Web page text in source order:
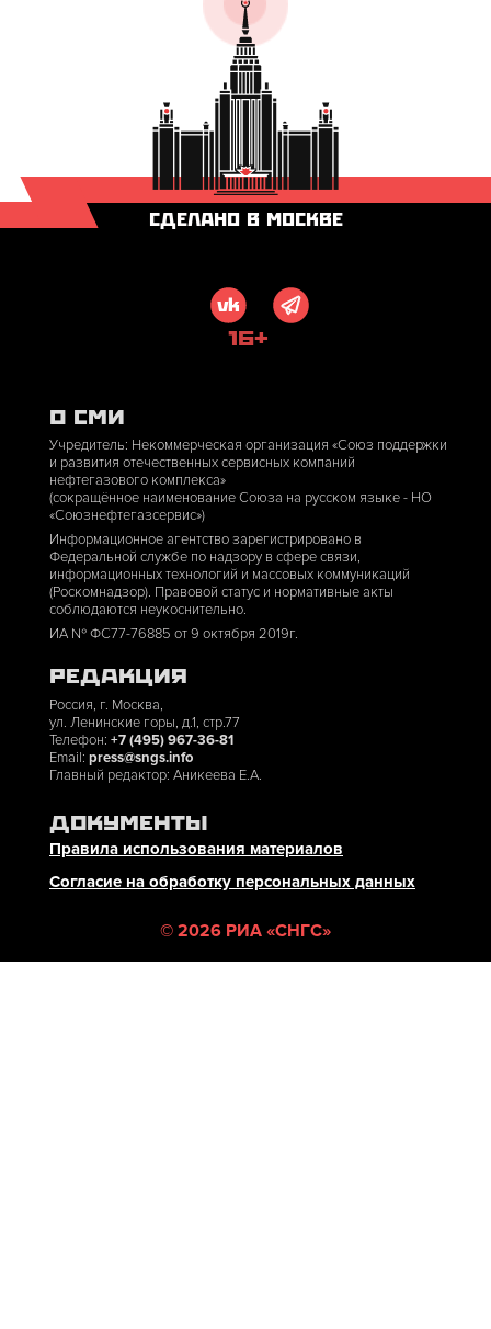
СДЕЛАНО В МОСКВЕ
16+
О СМИ
Учредитель: Некоммерческая организация «Союз поддержки
и развития отечественных сервисных компаний
нефтегазового комплекса»
(сокращённое наименование Союза на русском языке - НО
«Союзнефтегазсервис»)
Информационное агентство зарегистрировано в
Федеральной службе по надзору в сфере связи,
информационных технологий и массовых коммуникаций
(Роскомнадзор). Правовой статус и нормативные акты
соблюдаются неукоснительно.
ИА № ФС77-76885 от 9 октября 2019г.
РЕДАКЦИЯ
Россия, г. Москва,
ул. Ленинские горы, д.1, стр.77
Телефон: +7 (495) 967-36-81
Email: press@sngs.info
Главный редактор: Аникеева Е.А.
ДОКУМЕНТЫ
Правила использования материалов
Согласие на обработку персональных данных
© 2026 РИА «СНГС»